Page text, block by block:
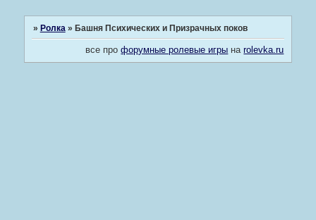
» Ролка » Башня Психических и Призрачных поков
все профорумные ролевые игры наrolevka.ru